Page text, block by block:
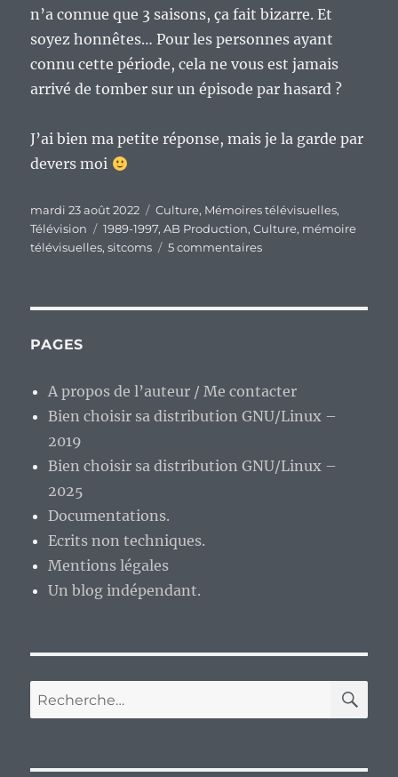
n’a connue que 3 saisons, ça fait bizarre. Et
soyez honnêtes… Pour les personnes ayant
connu cette période, cela ne vous est jamais
arrivé de tomber sur un épisode par hasard ?
J’ai bien ma petite réponse, mais je la garde par
devers moi
Publié
le
mardi 23 août 2022 Catégories
Culture, Mémoires télévisuelles,
Télévision
Étiquettes
1989-1997,AB Production,Culture, mémoire
télévisuelles,sitcoms 5 commentairessur
épisode
47
purge
PAGES
A propos de l’auteur / Me contacter
Bien choisir sa distribution GNU/Linux –
2019
Bien choisir sa distribution GNU/Linux –
2025
Documentations.
Ecrits non techniques.
Mentions légales
Un blog indépendant.
Recherche
pour :